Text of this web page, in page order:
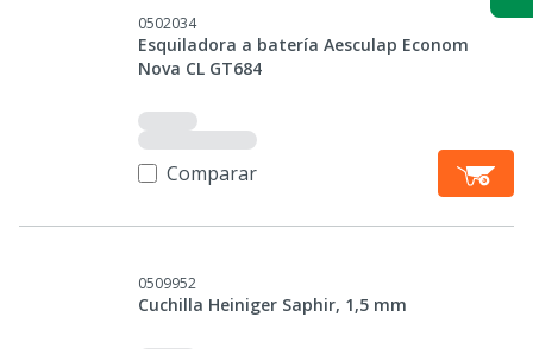
0502034
Esquiladora a batería Aesculap Econom
Nova CL GT684
Comparar
0509952
Cuchilla Heiniger Saphir, 1,5 mm